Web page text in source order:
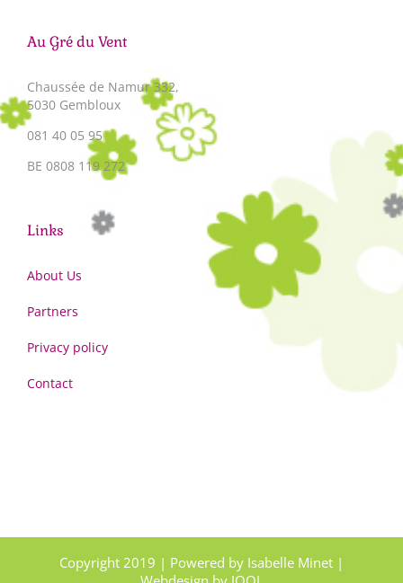
Au Gré du Vent
Chaussée de Namur 332,
5030 Gembloux
081 40 05 95
BE 0808 119 272
Links
About Us
Partners
Privacy policy
Contact
Copyright 2019 | Powered by Isabelle Minet |